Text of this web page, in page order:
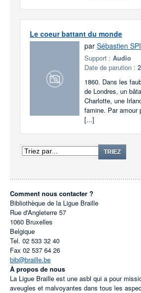
Le coeur battant du monde
par Sébastien
Support : Audio
Date de parution :
1860. Dans les
de Londres, un
Charlotte, une
famine. Par amour
[...]
TRIEZ
Comment nous contacter ?
Bibliothèque de la Ligue Braille
Rue d'Angleterre 57
1060 Bruxelles
Belgique
Tel. 02 533 32 40
Fax 02 537 64 26
bib@braille.be
À propos de nous
La Ligue Braille est une asbl qui a pour
aveugles et malvoyantes dans tous les